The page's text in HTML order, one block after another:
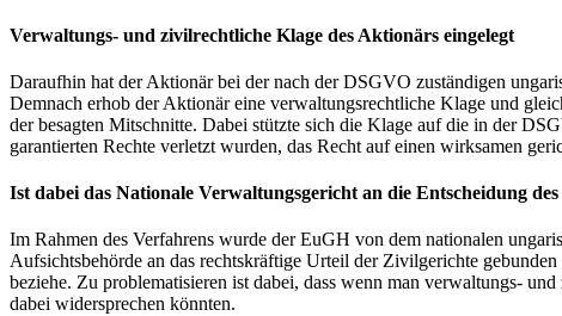
Verwaltungs- und zivilrechtliche Klage des Aktionärs eingelegt
Daraufhin hat der Aktionär bei der nach der DSGVO zuständigen
Demnach erhob der Aktionär eine verwaltungsrechtliche Klage und
der besagten Mitschnitte. Dabei stützte sich die Klage auf die in der
garantierten Rechte verletzt wurden, das Recht auf einen wirksamen
Ist dabei das Nationale Verwaltungsgericht an die Entscheidung
Im Rahmen des Verfahrens wurde der EuGH von dem nationalen
Aufsichtsbehörde an das rechtskräftige Urteil der Zivilgerichte
beziehe. Zu problematisieren ist dabei, dass wenn man verwaltungs-
dabei widersprechen könnten.